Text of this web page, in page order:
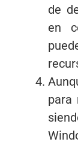
de
en
para